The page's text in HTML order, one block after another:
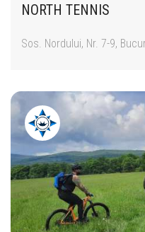
NORTH TENNIS
Sos. Nordului, Nr. 7-9,